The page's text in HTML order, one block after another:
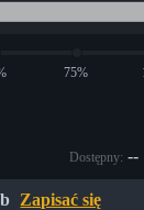
75%
Dostępny: --
Zapisać się